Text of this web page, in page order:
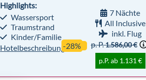
Highlights:
Wassersport
Traumstrand
Kinder/Familie
Hotelbeschreibung
7 Nächte
All Inclusive
inkl. Flug
-28%
p. P.1.586,00 €
p.P. ab 1.131 €